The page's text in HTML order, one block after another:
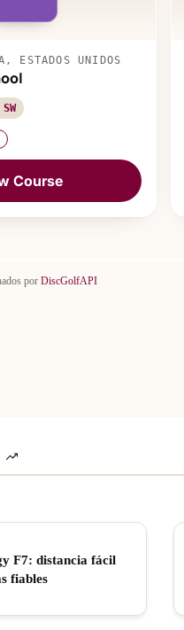
ESTADOS UNIDOS
Course
por DiscGolfAPI
F7: distancia fácil
fiables